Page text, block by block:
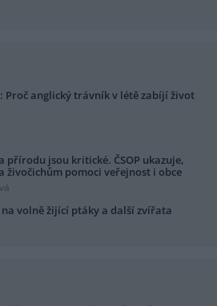
Proč anglický trávník v létě zabíjí život
přírodu jsou kritické. ČSOP ukazuje,
živočichům pomoci veřejnost i obce
volně žijící ptáky a další zvířata